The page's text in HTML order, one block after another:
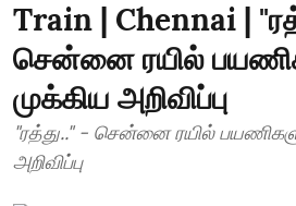
Train | Chennai |
சென்னை ரயில்
முக்கிய அறிவிப்பு
"ரத்து.." - சென்னை ரயில்
அறிவிப்பு